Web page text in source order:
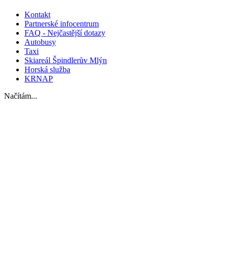
Kontakt
Partnerské infocentrum
FAQ - Nejčastější dotazy
Autobusy
Taxi
Skiareál Špindlerův Mlýn
Horská služba
KRNAP
Načítám...